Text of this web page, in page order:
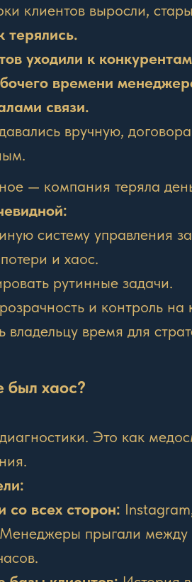
клиентов выросли,
терялись.
уходили к
времени
связи.
вручную,
— компания теряла
систему управления
и хаос.
рутинные задачи.
и контроль на
владельцу время для
был хаос?
Это как
со всех сторон:
прыгали между